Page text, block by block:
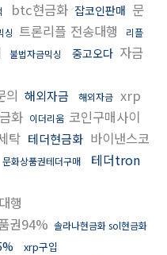
btc현금화 잡코인판매 문
싱 트론리플 전송대행
리플
불법자금믹싱 중고오다 자금
의 해외자금 해외자금 xrp
화 이더리움 코인구매사이
탁 테더현금화 바이낸스코
문화상품권테더구매
테더tron
행
권94% 솔라나현금화 sol현금화
xrp구입